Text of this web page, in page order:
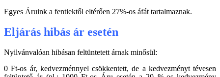
Egyes Áruink a fentiektől eltérően 27%-os áfát tartalmaznak.
Eljárás hibás ár esetén
Nyilvánvalóan hibásan feltüntetett árnak minősül:
0 Ft-os ár, kedvezménnyel csökkentett, de a kedvezményt tévesen